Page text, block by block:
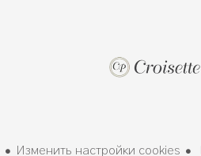
Изменить настройки cookies